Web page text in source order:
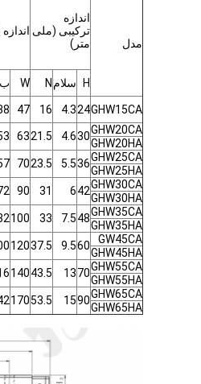
مدل
اندازه
ترکیبی (ملی
متر)
H
سلام N
W ب
GHW15CA
24
4.3
16
47
GHW20CA
30
4.6
21.5
63
GHW20HA
GHW25CA
36
5.5
23.5
70
GHW25HA
GHW30CA
42
6
31
90
GHW30HA
GHW35CA
48
7.5
33
100
GHW35HA
GW45CA
60
9.5
37.5
120
GHW45HA
GHW55CA
70
13
43.5
140
GHW55HA
GHW65CA
90
15
53.5
170
GHW65HA